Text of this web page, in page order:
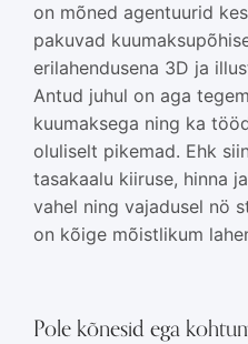
on mõned agentuurid
pakuvad
erilahendusena 3D ja
Antud juhul on aga
kuumaksega ning ka
oluliselt pikemad. Ehk
tasakaalu kiiruse, hinna
vahel ning vajadusel nö
on kõige mõistlikum
Pole kõnesid ega